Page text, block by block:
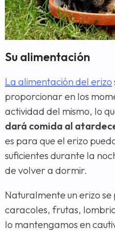
Su alimentación
La alimentación del erizo
proporcionar en los
actividad del mismo, lo
dará comida al
es para que el erizo
suficientes durante la
de volver a dormir.
Naturalmente un erizo
caracoles, frutas,
lo mantengamos en